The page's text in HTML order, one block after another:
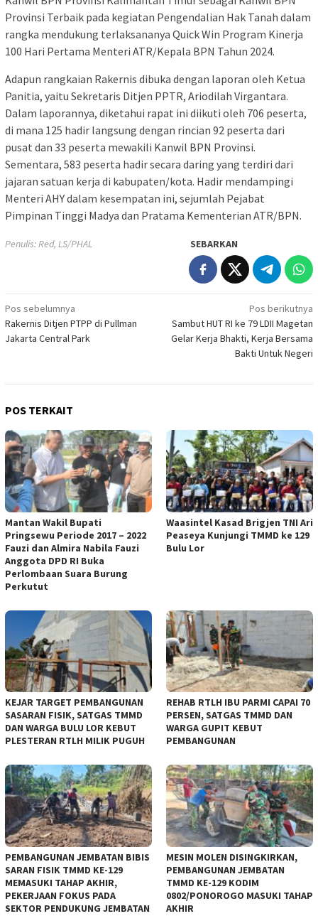
Provinsi Terbaik pada kegiatan Pengendalian Hak Tanah dalam
rangka mendukung terlaksananya Quick Win Program Kinerja
100 Hari Pertama Menteri ATR/Kepala BPN Tahun 2024.
Adapun rangkaian Rakernis dibuka dengan laporan oleh Ketua
Panitia, yaitu Sekretaris Ditjen PPTR, Ariodilah Virgantara.
Dalam laporannya, diketahui rapat ini diikuti oleh 706 peserta,
di mana 125 hadir langsung dengan rincian 92 peserta dari
pusat dan 33 peserta mewakili Kanwil BPN Provinsi.
Sementara, 583 peserta hadir secara daring yang terdiri dari
jajaran satuan kerja di kabupaten/kota. Hadir mendampingi
Menteri AHY dalam kesempatan ini, sejumlah Pejabat
Pimpinan Tinggi Madya dan Pratama Kementerian ATR/BPN.
Penulis: Red, LS/PHAL SEBARKAN
Navigasi
pos
Pos sebelumnya
Rakernis Ditjen PTPP di Pullman
Jakarta Central Park
Pos berikutnya
Sambut HUT RI ke 79 LDII Magetan
Gelar Kerja Bhakti, Kerja Bersama
Bakti Untuk Negeri
POS TERKAIT
Mantan Wakil Bupati
Pringsewu Periode 2017 – 2022
Fauzi dan Almira Nabila Fauzi
Anggota DPD RI Buka
Perlombaan Suara Burung
Perkutut
Waasintel Kasad Brigjen TNI Ari
Peaseya Kunjungi TMMD ke 129
Bulu Lor
KEJAR TARGET PEMBANGUNAN
SASARAN FISIK, SATGAS TMMD
DAN WARGA BULU LOR KEBUT
PLESTERAN RTLH MILIK PUGUH
REHAB RTLH IBU PARMI CAPAI 70
PERSEN, SATGAS TMMD DAN
WARGA GUPIT KEBUT
PEMBANGUNAN
PEMBANGUNAN JEMBATAN BIBIS
SARAN FISIK TMMD KE-129
MEMASUKI TAHAP AKHIR,
PEKERJAAN FOKUS PADA
SEKTOR PENDUKUNG JEMBATAN
MESIN MOLEN DISINGKIRKAN,
PEMBANGUNAN JEMBATAN
TMMD KE-129 KODIM
0802/PONOROGO MASUKI TAHAP
AKHIR